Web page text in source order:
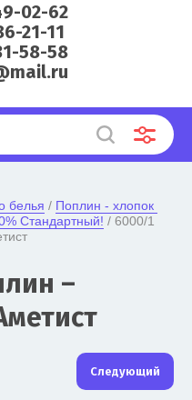
02-62
21-11
58-58
белья / Поплин - хлопок
Стандартный! / 6000/1
–
Следующий